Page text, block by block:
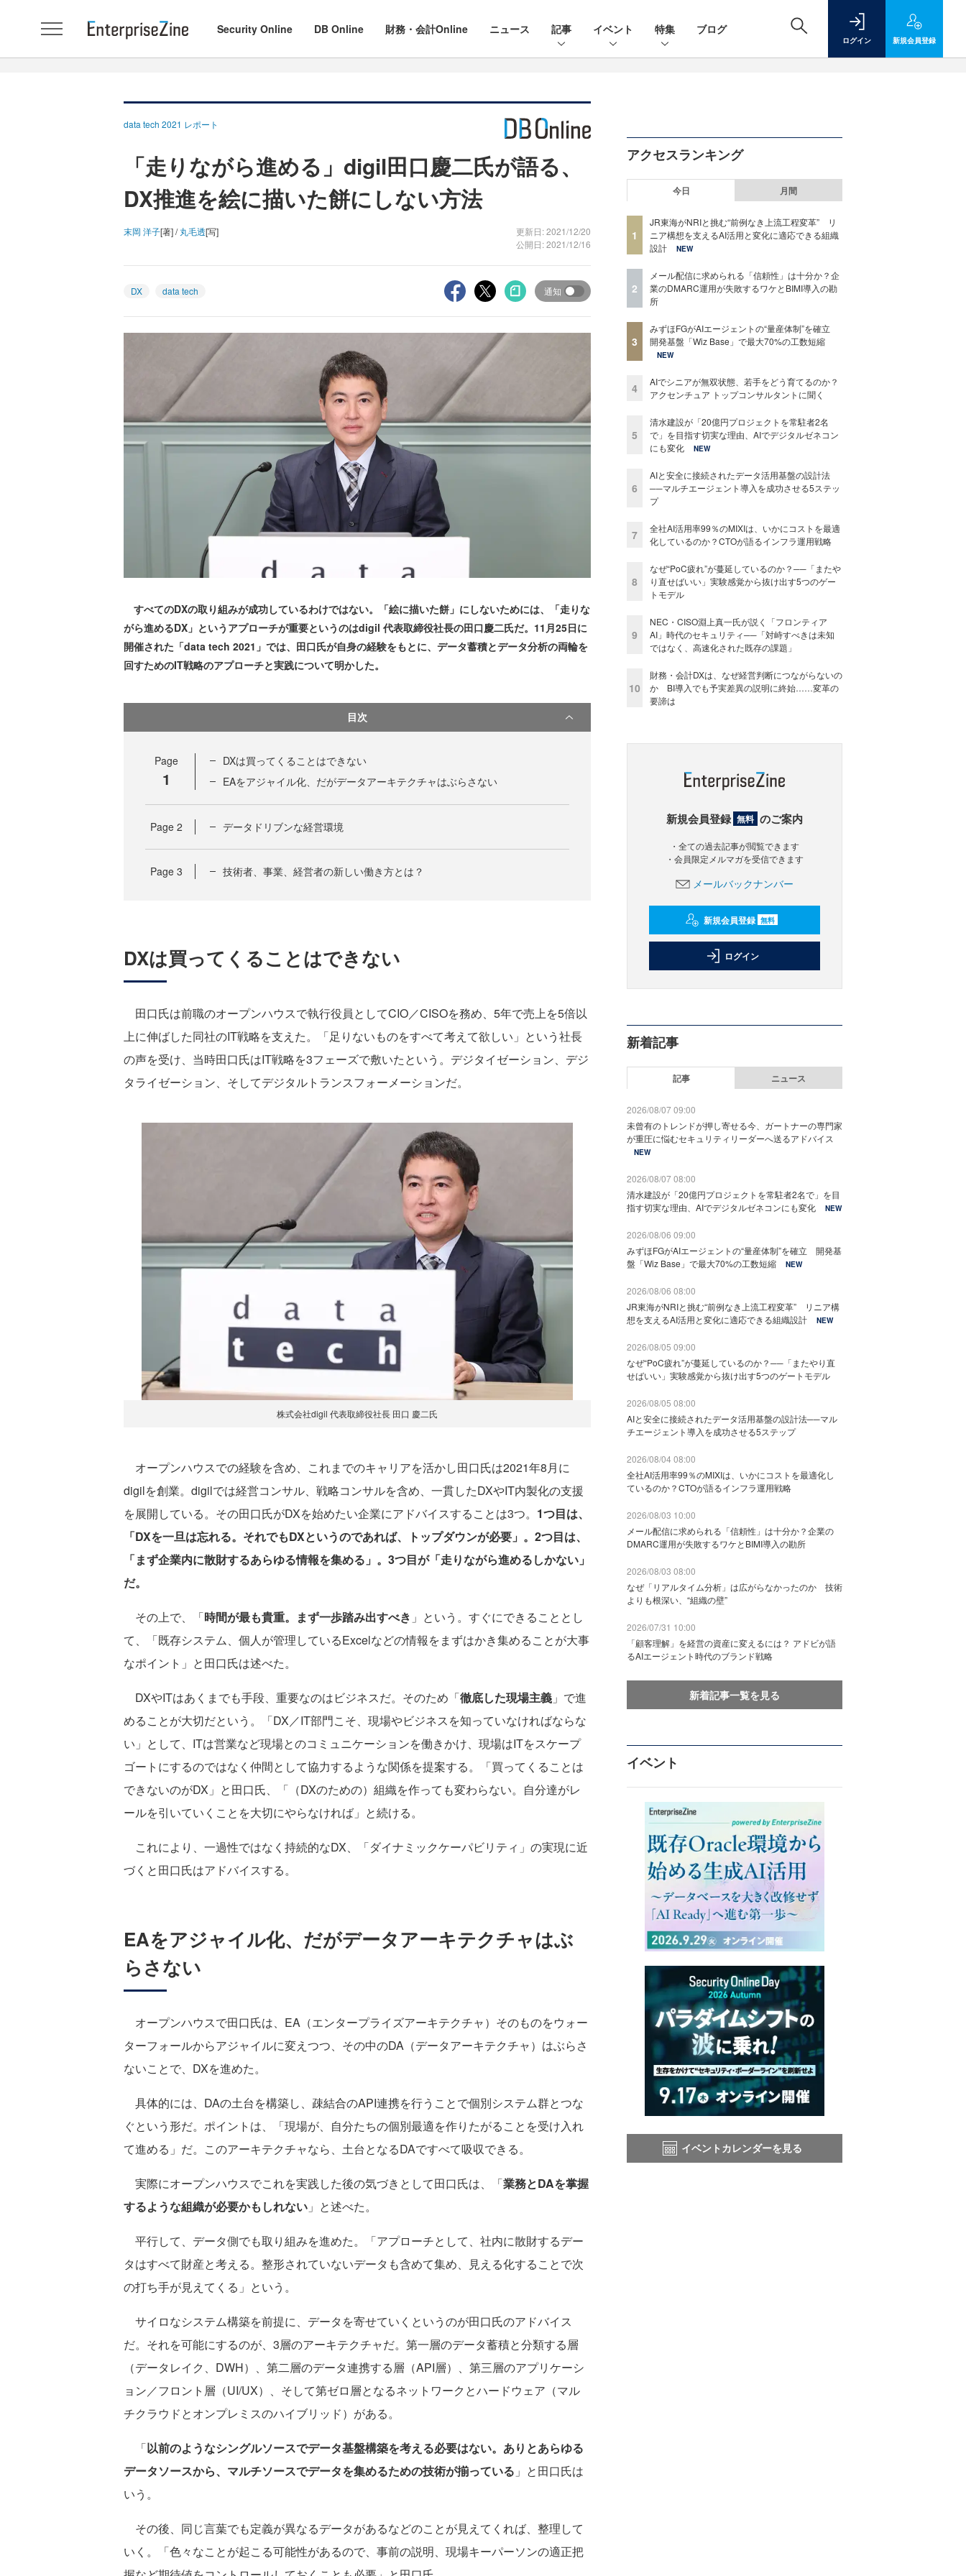
Security Online DB Online 財務・会計Online ニュース 記事 イベント 特集 ブログ
ログイン 新規会員登録
data tech 2021 レポート
「走りながら進める」digil田口慶二氏が語る、
DX推進を絵に描いた餅にしない方法
末岡 洋子[著] /丸毛透[写]
更新日: 2021/12/20
公開日: 2021/12/16
DX data tech 通知
すべてのDXの取り組みが成功しているわけではない。「絵に描いた餅」にしないためには、「走りな
がら進めるDX」というアプローチが重要というのはdigil 代表取締役社長の田口慶二氏だ。11月25日に
開催された「data tech 2021」では、田口氏が自身の経験をもとに、データ蓄積とデータ分析の両輪を
回すためのIT戦略のアプローチと実践について明かした。
目次
Page
1
DXは買ってくることはできない
EAをアジャイル化、だがデータアーキテクチャはぶらさない
Page 2 データドリブンな経営環境
Page 3 技術者、事業、経営者の新しい働き方とは？
DXは買ってくることはできない
田口氏は前職のオープンハウスで執行役員としてCIO／CISOを務め、5年で売上を5倍以
上に伸ばした同社のIT戦略を支えた。「足りないものをすべて考えて欲しい」という社長
の声を受け、当時田口氏はIT戦略を3フェーズで敷いたという。デジタイゼーション、デジ
タライゼーション、そしてデジタルトランスフォーメーションだ。
株式会社digil 代表取締役社長 田口 慶二氏
オープンハウスでの経験を含め、これまでのキャリアを活かし田口氏は2021年8月に
digilを創業。digilでは経営コンサル、戦略コンサルを含め、一貫したDXやIT内製化の支援
を展開している。その田口氏がDXを始めたい企業にアドバイスすることは3つ。 1つ目は、
「DXを一旦は忘れる。それでもDXというのであれば、トップダウンが必要」。2つ目は、
「まず企業内に散財するあらゆる情報を集める」。3つ目が「走りながら進めるしかない」
だ。
その上で、「時間が最も貴重。まず一歩踏み出すべき 」という。すぐにできることとし
て、「既存システム、個人が管理しているExcelなどの情報をまずはかき集めることが大事
なポイント」と田口氏は述べた。
DXやITはあくまでも手段、重要なのはビジネスだ。そのため「徹底した現場主義 」で進
めることが大切だという。「DX／IT部門こそ、現場やビジネスを知っていなければならな
い」として、ITは営業など現場とのコミュニケーションを働きかけ、現場はITをスケープ
ゴートにするのではなく仲間として協力するような関係を提案する。「買ってくることは
できないのがDX」と田口氏、「（DXのための）組織を作っても変わらない。自分達がレ
ールを引いていくことを大切にやらなければ」と続ける。
これにより、一過性ではなく持続的なDX、「ダイナミックケーパビリティ」の実現に近
づくと田口氏はアドバイスする。
EAをアジャイル化、だがデータアーキテクチャはぶ
らさない
オープンハウスで田口氏は、EA（エンタープライズアーキテクチャ）そのものをウォー
ターフォールからアジャイルに変えつつ、その中のDA（データアーキテクチャ）はぶらさ
ないことで、DXを進めた。
具体的には、DAの土台を構築し、疎結合のAPI連携を行うことで個別システム群とつな
ぐという形だ。ポイントは、「現場が、自分たちの個別最適を作りたがることを受け入れ
て進める」だ。このアーキテクチャなら、土台となるDAですべて吸収できる。
実際にオープンハウスでこれを実践した後の気づきとして田口氏は、「業務とDAを掌握
するような組織が必要かもしれない 」と述べた。
平行して、データ側でも取り組みを進めた。「アプローチとして、社内に散財するデー
タはすべて財産と考える。整形されていないデータも含めて集め、見える化することで次
の打ち手が見えてくる」という。
サイロなシステム構築を前提に、データを寄せていくというのが田口氏のアドバイス
だ。それを可能にするのが、3層のアーキテクチャだ。第一層のデータ蓄積と分類する層
（データレイク、DWH）、第二層のデータ連携する層（API層）、第三層のアプリケーシ
ョン／フロント層（UI/UX）、そして第ゼロ層となるネットワークとハードウェア（マル
チクラウドとオンプレミスのハイブリッド）がある。
「以前のようなシングルソースでデータ基盤構築を考える必要はない。ありとあらゆる
データソースから、マルチソースでデータを集めるための技術が揃っている 」と田口氏は
いう。
その後、同じ言葉でも定義が異なるデータがあるなどのことが見えてくれば、整理して
いく。「色々なことが起こる可能性があるので、事前の説明、現場キーパーソンの適正把
アクセスランキング
今日 月間
1
JR東海がNRIと挑む“前例なき上流工程変革” リ
ニア構想を支えるAI活用と変化に適応できる組織
設計
NEW
2
メール配信に求められる「信頼性」は十分か？企
業のDMARC運用が失敗するワケとBIMI導入の勘
所
3
みずほFGがAIエージェントの“量産体制”を確立
開発基盤「Wiz Base」で最大70%の工数短縮
NEW
4
AIでシニアが無双状態、若手をどう育てるのか？
アクセンチュア トップコンサルタントに聞く
5
清水建設が「20億円プロジェクトを常駐者2名
で」を目指す切実な理由、AIでデジタルゼネコン
にも変化
NEW
6
AIと安全に接続されたデータ活用基盤の設計法
──マルチエージェント導入を成功させる5ステッ
プ
7
全社AI活用率99％のMIXIは、いかにコストを最適
化しているのか？CTOが語るインフラ運用戦略
8
なぜ“PoC疲れ”が蔓延しているのか？──「またや
り直せばいい」実験感覚から抜け出す5つのゲー
トモデル
9
NEC・CISO淵上真一氏が説く「フロンティア
AI」時代のセキュリティ──「対峙すべきは未知
ではなく、高速化された既存の課題」
10
財務・会計DXは、なぜ経営判断につながらないの
か BI導入でも予実差異の説明に終始……変革の
要諦は
新規会員登録 無料 のご案内
・全ての過去記事が閲覧できます
・会員限定メルマガを受信できます
メールバックナンバー
新規会員登録 無料
ログイン
新着記事
記事 ニュース
2026/08/07 09:00
未曾有のトレンドが押し寄せる今、ガートナーの専門家
が重圧に悩むセキュリティリーダーへ送るアドバイス
NEW
2026/08/07 08:00
清水建設が「20億円プロジェクトを常駐者2名で」を目
指す切実な理由、AIでデジタルゼネコンにも変化
NEW
2026/08/06 09:00
みずほFGがAIエージェントの“量産体制”を確立 開発基
盤「Wiz Base」で最大70%の工数短縮
NEW
2026/08/06 08:00
JR東海がNRIと挑む“前例なき上流工程変革” リニア構
想を支えるAI活用と変化に適応できる組織設計
NEW
2026/08/05 09:00
なぜ“PoC疲れ”が蔓延しているのか？──「またやり直
せばいい」実験感覚から抜け出す5つのゲートモデル
2026/08/05 08:00
AIと安全に接続されたデータ活用基盤の設計法──マル
チエージェント導入を成功させる5ステップ
2026/08/04 08:00
全社AI活用率99％のMIXIは、いかにコストを最適化し
ているのか？CTOが語るインフラ運用戦略
2026/08/03 10:00
メール配信に求められる「信頼性」は十分か？企業の
DMARC運用が失敗するワケとBIMI導入の勘所
2026/08/03 08:00
なぜ「リアルタイム分析」は広がらなかったのか 技術
よりも根深い、“組織の壁”
2026/07/31 10:00
「顧客理解」を経営の資産に変えるには？ アドビが語
るAIエージェント時代のブランド戦略
新着記事一覧を見る
イベント
イベントカレンダーを見る